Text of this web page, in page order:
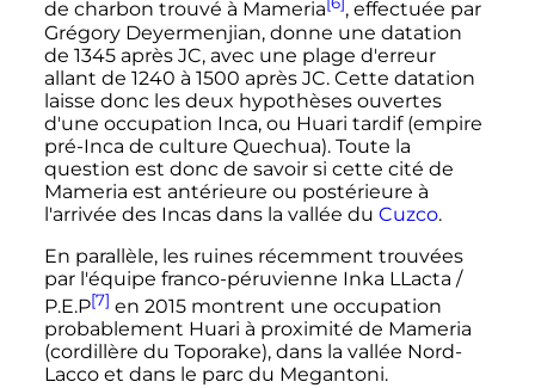
de charbon trouvé à Mameria
, effectuée par
Grégory Deyermenjian, donne une datation
de 1345 après JC, avec une plage d'erreur
allant de 1240 à 1500 après JC. Cette datation
laisse donc les deux hypothèses ouvertes
d'une occupation Inca, ou Huari tardif (empire
pré-Inca de culture Quechua). Toute la
question est donc de savoir si cette cité de
Mameria est antérieure ou postérieure à
l'arrivée des Incas dans la vallée du Cuzco.
En parallèle, les ruines récemment trouvées
par l'équipe franco-péruvienne Inka LLacta /
P.E.P[7] en 2015 montrent une occupation
probablement Huari à proximité de Mameria
(cordillère du Toporake), dans la vallée Nord-
Lacco et dans le parc du Megantoni.